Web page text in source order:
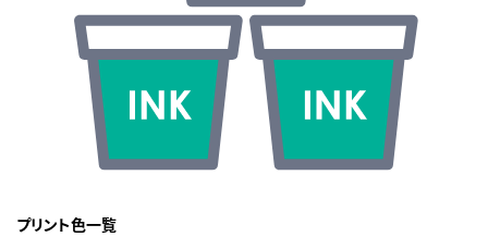
プリント色一覧